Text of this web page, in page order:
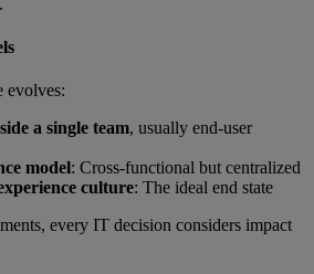
evolves:
a single team, usually end-user
model: Cross-functional but centralized
culture: The ideal end state
every IT decision considers impact